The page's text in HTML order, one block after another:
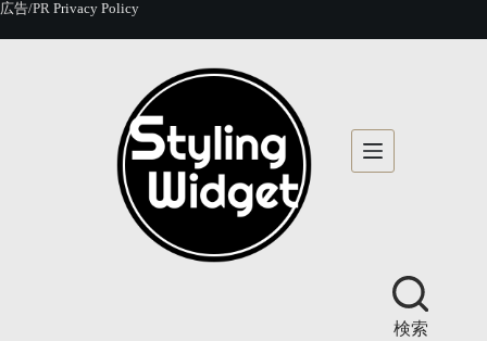
コ
広告/PR Privacy Policy
検索